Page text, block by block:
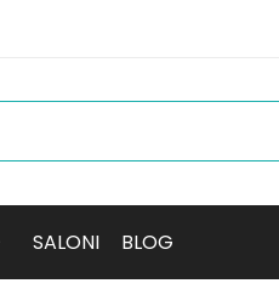
SALONI BLOG